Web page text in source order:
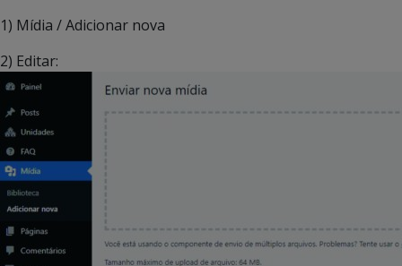
1) Mídia / Adicionar nova
2) Editar: